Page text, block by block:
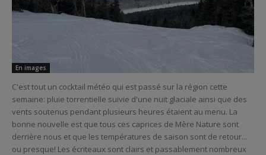
En images
C'est tout un cocktail météo qui est passé sur la région cette
semaine: pluie torrentielle suivie d'une nuit glaciale ainsi que des
vents soutenus pendant plusieurs heures étaient au menu. La
bonne nouvelle est que tous ces caprices de Mère Nature sont
derrière nous et que les températures de saison sont de retour...
ou presque! Les écriteaux sont clairs et passablement nombreux